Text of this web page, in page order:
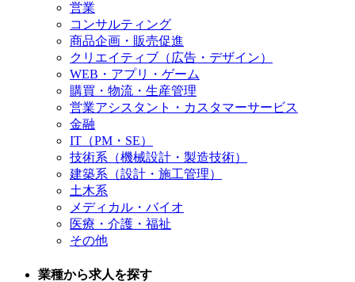
営業
コンサルティング
商品企画・販売促進
クリエイティブ（広告・デザイン）
WEB・アプリ・ゲーム
購買・物流・生産管理
営業アシスタント・カスタマーサービス
金融
IT（PM・SE）
技術系（機械設計・製造技術）
建築系（設計・施工管理）
土木系
メディカル・バイオ
医療・介護・福祉
その他
業種から求人を探す